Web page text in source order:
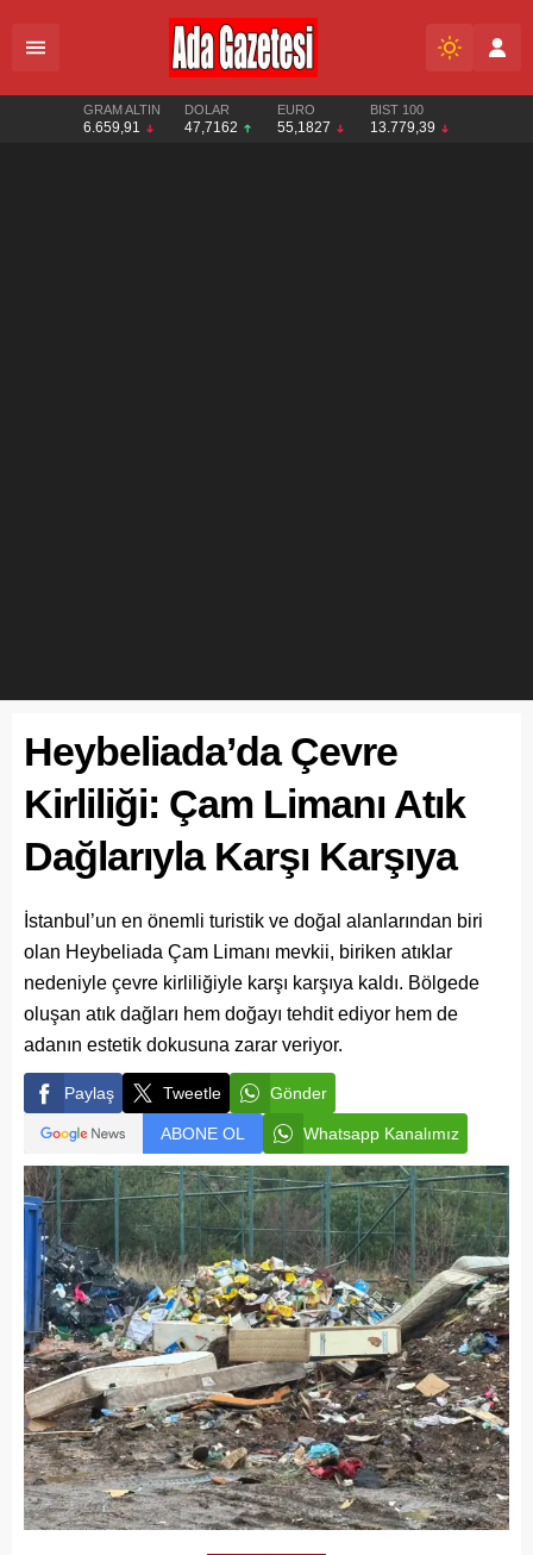
GRAM ALTIN
6.659,91
DOLAR
47,7162
EURO
55,1827
BIST 100
13.779,39
Heybeliada’da Çevre
Kirliliği: Çam Limanı Atık
Dağlarıyla Karşı Karşıya
İstanbul’un en önemli turistik ve doğal alanlarından biri
olan Heybeliada Çam Limanı mevkii, biriken atıklar
nedeniyle çevre kirliliğiyle karşı karşıya kaldı. Bölgede
oluşan atık dağları hem doğayı tehdit ediyor hem de
adanın estetik dokusuna zarar veriyor.
Paylaş Tweetle Gönder
ABONE OL Whatsapp Kanalımız